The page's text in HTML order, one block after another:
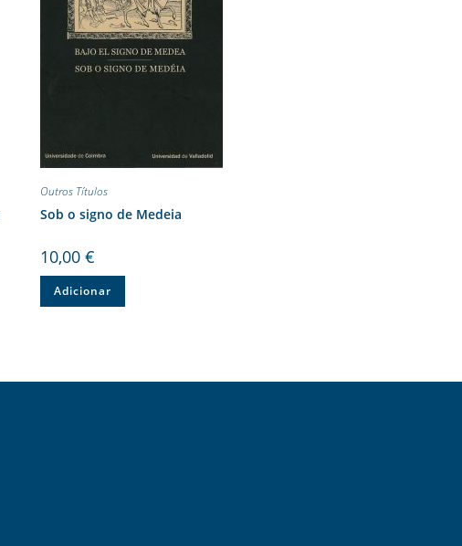
Outros Títulos
Sob o signo de Medeia
10,00 €
Adicionar